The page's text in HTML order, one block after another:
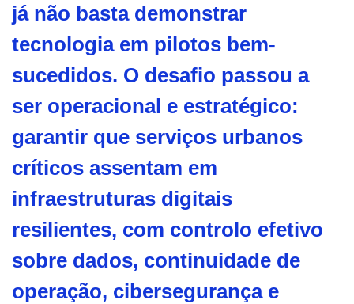
já não basta demonstrar
tecnologia em pilotos bem-
sucedidos. O desafio passou a
ser operacional e estratégico:
garantir que serviços urbanos
críticos assentam em
infraestruturas digitais
resilientes, com controlo efetivo
sobre dados, continuidade de
operação, cibersegurança e